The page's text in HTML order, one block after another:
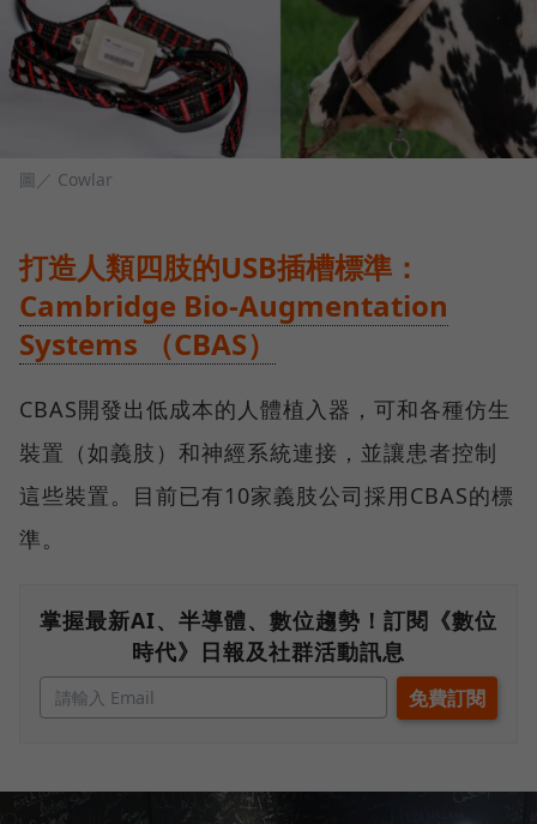
圖／ Cowlar
打造人類四肢的USB插槽標準：
Cambridge Bio-Augmentation
Systems （CBAS）
CBAS開發出低成本的人體植入器，可和各種仿生
裝置（如義肢）和神經系統連接，並讓患者控制
這些裝置。目前已有10家義肢公司採用CBAS的標
準。
掌握最新AI、半導體、數位趨勢！訂閱《數位
時代》日報及社群活動訊息